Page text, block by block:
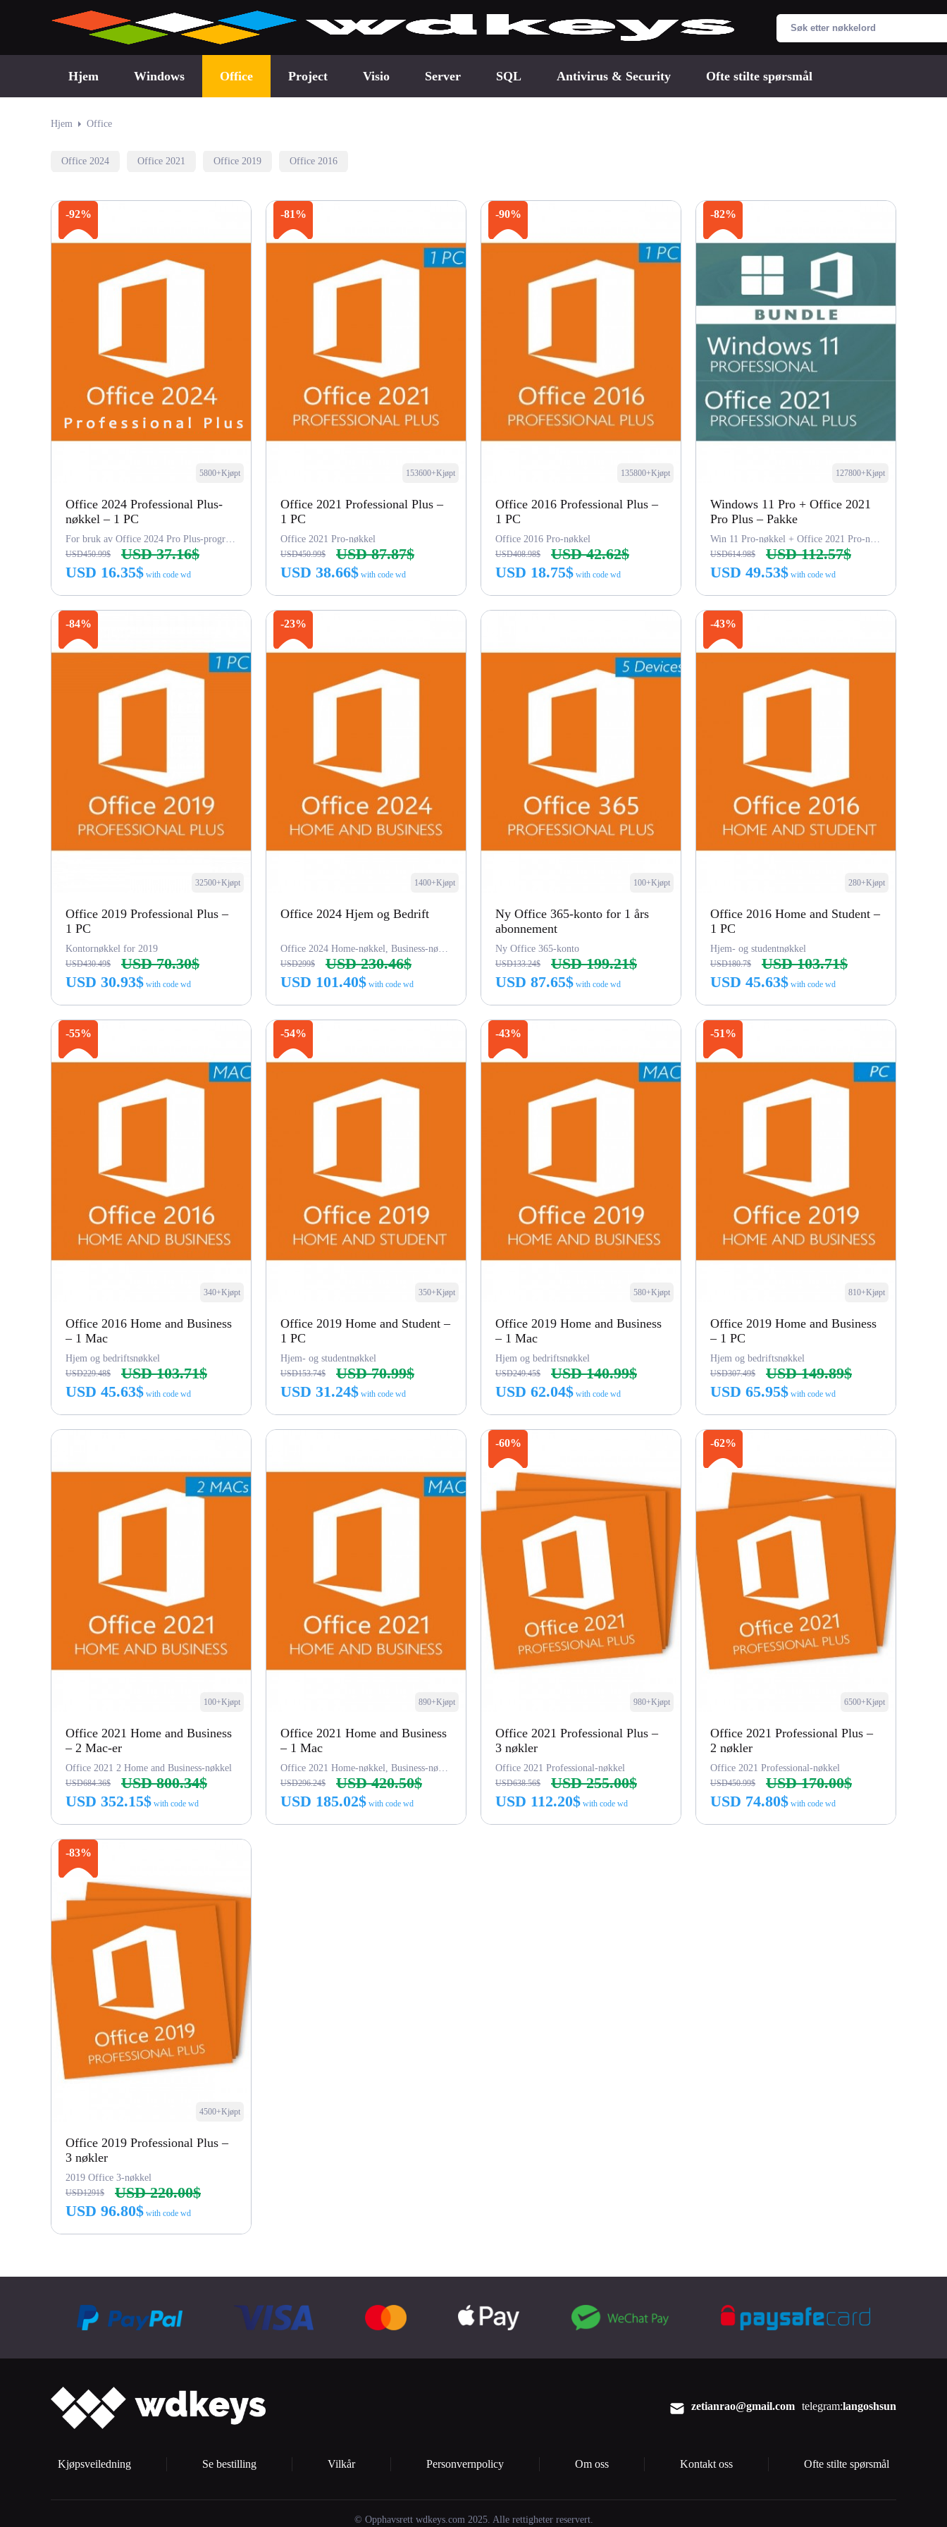
Hjem Windows Office Project Visio Server SQL Antivirus & Security Ofte stilte spørsmål
Hjem Office
Office 2024 Office 2021 Office 2019 Office 2016
-92%
5800+Kjøpt
Office 2024 Professional Plus-
nøkkel – 1 PC
For bruk av Office 2024 Pro Plus-programvare (Word, Excel...), LTSC
USD450.99$
USD 37.16$
USD 16.35$ with code wd
Kjøp nå
-81%
153600+Kjøpt
Office 2021 Professional Plus –
1 PC
Office 2021 Pro-nøkkel
USD450.99$
USD 87.87$
USD 38.66$ with code wd
Kjøp nå
-90%
135800+Kjøpt
Office 2016 Professional Plus –
1 PC
Office 2016 Pro-nøkkel
USD408.98$
USD 42.62$
USD 18.75$ with code wd
Kjøp nå
-82%
127800+Kjøpt
Windows 11 Pro + Office 2021
Pro Plus – Pakke
Win 11 Pro-nøkkel + Office 2021 Pro-nøkkel
USD614.98$
USD 112.57$
USD 49.53$ with code wd
Kjøp nå
-84%
32500+Kjøpt
Office 2019 Professional Plus –
1 PC
Kontornøkkel for 2019
USD430.49$
USD 70.30$
USD 30.93$ with code wd
Kjøp nå
-23%
1400+Kjøpt
Office 2024 Hjem og Bedrift
Office 2024 Home-nøkkel, Business-nøkkel
USD299$
USD 230.46$
USD 101.40$ with code wd
Kjøp nå
100+Kjøpt
Ny Office 365-konto for 1 års
abonnement
Ny Office 365-konto
USD133.24$
USD 199.21$
USD 87.65$ with code wd
Kjøp nå
-43%
280+Kjøpt
Office 2016 Home and Student –
1 PC
Hjem- og studentnøkkel
USD180.7$
USD 103.71$
USD 45.63$ with code wd
Kjøp nå
-55%
340+Kjøpt
Office 2016 Home and Business
– 1 Mac
Hjem og bedriftsnøkkel
USD229.48$
USD 103.71$
USD 45.63$ with code wd
Kjøp nå
-54%
350+Kjøpt
Office 2019 Home and Student –
1 PC
Hjem- og studentnøkkel
USD153.74$
USD 70.99$
USD 31.24$ with code wd
Kjøp nå
-43%
580+Kjøpt
Office 2019 Home and Business
– 1 Mac
Hjem og bedriftsnøkkel
USD249.45$
USD 140.99$
USD 62.04$ with code wd
Kjøp nå
-51%
810+Kjøpt
Office 2019 Home and Business
– 1 PC
Hjem og bedriftsnøkkel
USD307.49$
USD 149.89$
USD 65.95$ with code wd
Kjøp nå
100+Kjøpt
Office 2021 Home and Business
– 2 Mac-er
Office 2021 2 Home and Business-nøkkel
USD684.36$
USD 800.34$
USD 352.15$ with code wd
Kjøp nå
890+Kjøpt
Office 2021 Home and Business
– 1 Mac
Office 2021 Home-nøkkel, Business-nøkkel
USD296.24$
USD 420.50$
USD 185.02$ with code wd
-60%
980+Kjøpt
Office 2021 Professional Plus –
3 nøkler
Office 2021 Professional-nøkkel
USD638.56$
USD 255.00$
USD 112.20$ with code wd
-62%
6500+Kjøpt
Office 2021 Professional Plus –
2 nøkler
Office 2021 Professional-nøkkel
USD450.99$
USD 170.00$
USD 74.80$ with code wd
-83%
4500+Kjøpt
Office 2019 Professional Plus –
3 nøkler
2019 Office 3-nøkkel
USD1291$
USD 220.00$
USD 96.80$ with code wd
zetianrao@gmail.com telegram:langoshsun
Kjøpsveiledning Se bestilling Vilkår Personvernpolicy Om oss Kontakt oss Ofte stilte spørsmål
© Opphavsrett wdkeys.com 2025. Alle rettigheter reservert.